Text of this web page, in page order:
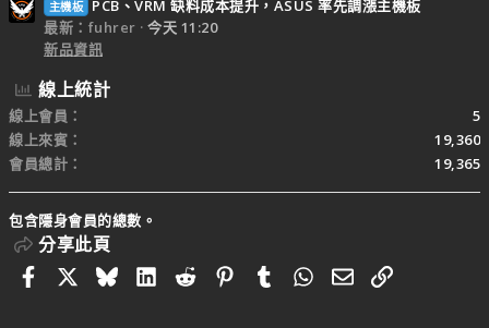
主機板
PCB、VRM 缺料成本提升，ASUS 率先調漲主機板
最新：fuhrer
今天 11:20
新品資訊
線上統計
線上會員
5
線上來賓
19,360
會員總計
19,365
包含隱身會員的總數。
分享此頁
FacebookBlueskyLinkedIn
RedditPinterestTumblrWhatsApp
電子郵件
連結